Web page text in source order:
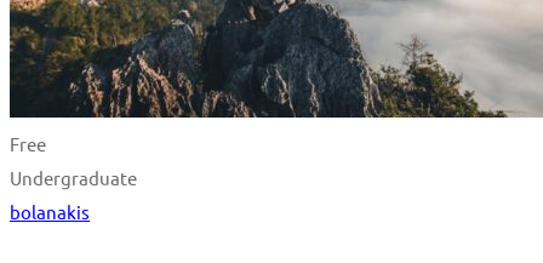
Free
Undergraduate
bolanakis